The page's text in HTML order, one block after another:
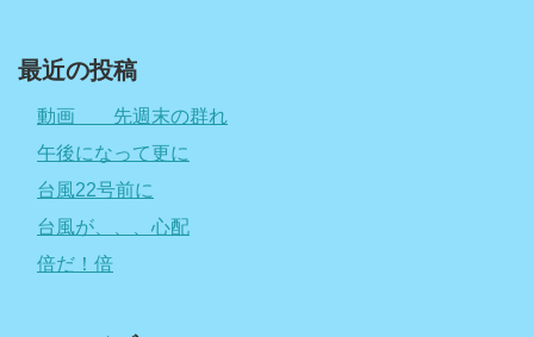
最近の投稿
動画 先週末の群れ
午後になって更に
台風22号前に
台風が、、、心配
倍だ！倍